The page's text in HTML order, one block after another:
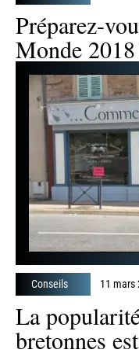
Préparez-
Monde
Conseils 11 mars
La
bretonnes